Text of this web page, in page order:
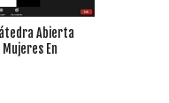
Abierta
En